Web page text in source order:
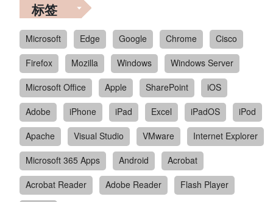
标签
Microsoft Edge Google Chrome
Cisco
Firefox
Mozilla Windows
Windows Server
Microsoft Office
Apple SharePoint
iOS
Adobe
iPhone iPad Excel iPadOS
iPod
Apache
Visual Studio VMware
Internet Explorer
Microsoft 365 Apps
Android
Acrobat
Acrobat Reader
Adobe Reader
Flash Player